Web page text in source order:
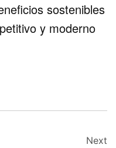
sostenibles
y moderno
Next